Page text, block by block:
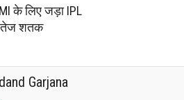
के लिए जड़ा IPL
तेज शतक
Garjana